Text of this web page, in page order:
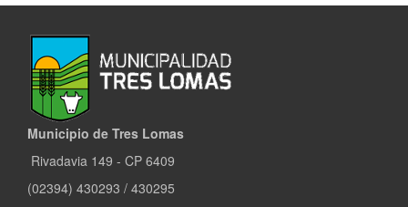
Municipio de Tres Lomas
Rivadavia 149 - CP 6409
(02394) 430293 / 430295